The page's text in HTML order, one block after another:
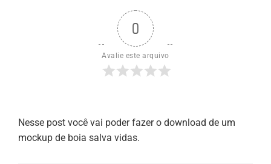
0
Avalie este arquivo
Nesse post você vai poder fazer o download de um
mockup de boia salva vidas.